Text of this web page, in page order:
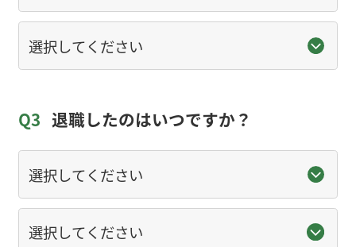
Q3 退職したのはいつですか？